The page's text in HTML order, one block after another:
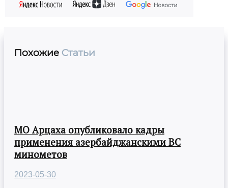
Похожие Статьи
МО Арцаха опубликовало кадры
применения азербайджанскими ВС
минометов
2023-05-30